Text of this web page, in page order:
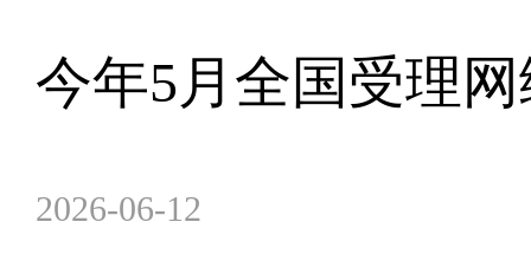
今年5月全国受理
2026-06-12